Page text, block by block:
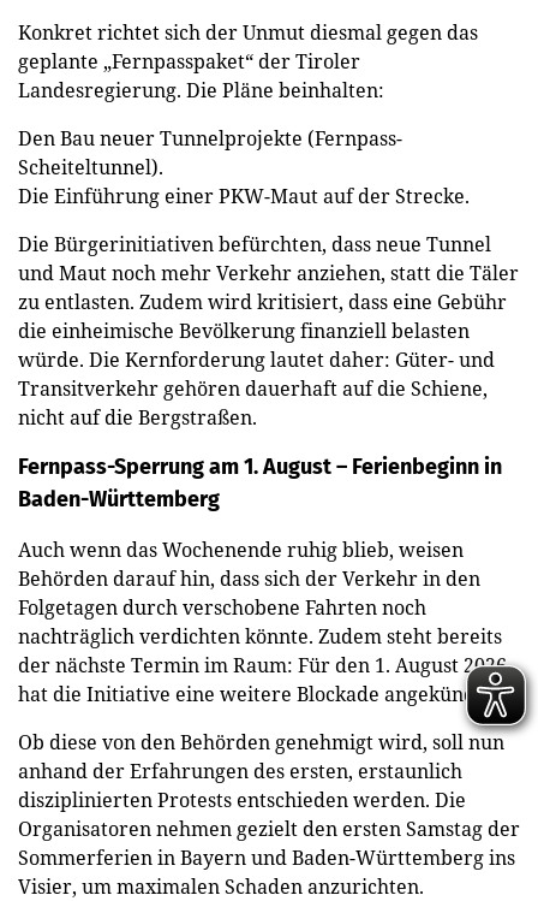
Konkret richtet sich der Unmut diesmal gegen das
geplante „Fernpasspaket“ der Tiroler
Landesregierung. Die Pläne beinhalten:
Den Bau neuer Tunnelprojekte (Fernpass-
Scheiteltunnel).
Die Einführung einer PKW-Maut auf der Strecke.
Die Bürgerinitiativen befürchten, dass neue Tunnel
und Maut noch mehr Verkehr anziehen, statt die Täler
zu entlasten. Zudem wird kritisiert, dass eine Gebühr
die einheimische Bevölkerung finanziell belasten
würde. Die Kernforderung lautet daher: Güter- und
Transitverkehr gehören dauerhaft auf die Schiene,
nicht auf die Bergstraßen.
Fernpass-Sperrung am 1. August – Ferienbeginn in
Baden-Württemberg
Auch wenn das Wochenende ruhig blieb, weisen
Behörden darauf hin, dass sich der Verkehr in den
Folgetagen durch verschobene Fahrten noch
nachträglich verdichten könnte. Zudem steht bereits
der nächste Termin im Raum: Für den 1. August 2026
hat die Initiative eine weitere Blockade angekündigt.
Ob diese von den Behörden genehmigt wird, soll nun
anhand der Erfahrungen des ersten, erstaunlich
disziplinierten Protests entschieden werden. Die
Organisatoren nehmen gezielt den ersten Samstag der
Sommerferien in Bayern und Baden-Württemberg ins
Visier, um maximalen Schaden anzurichten.